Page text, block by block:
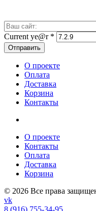
Current ye@r *
О проекте
Оплата
Доставка
Корзина
Контакты
О проекте
Контакты
Оплата
Доставка
Корзина
© 2026 Все права
vk
8 (916) 755-34-95